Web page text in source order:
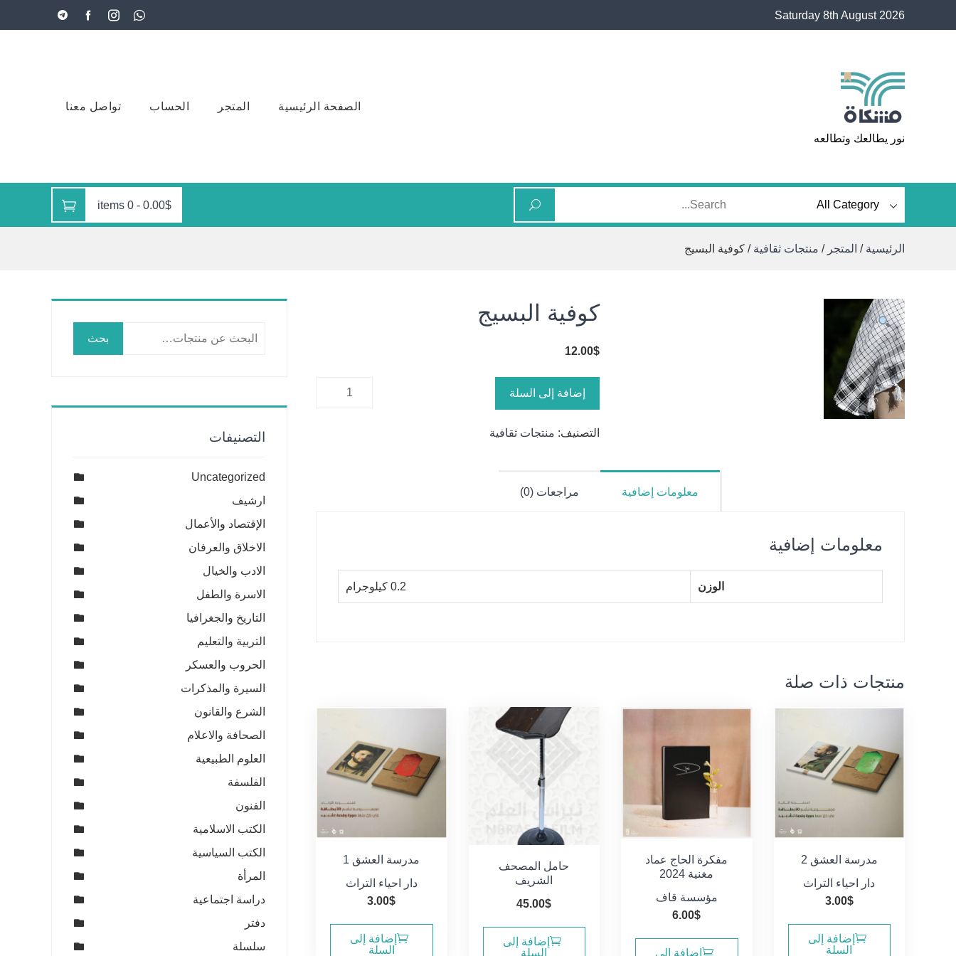
Saturday 8th August 2026
مشكاة
نور يطالعك وتطالعه
الصفحة الرئيسية المتجر الحساب تواصل معنا
0.00$
-
0 items
الرئيسية / المتجر / منتجات ثقافية / كوفية البسيج
كوفية البسيج
12.00$
إضافة إلى السلة
التصنيف: منتجات ثقافية
معلومات إضافية مراجعات (0)
معلومات إضافية
الوزن 0.2 كيلوجرام
منتجات ذات صلة
مدرسة العشق 2
دار احياء التراث
3.00$
إضافة إلى
السلة
مفكرة الحاج عماد
مغنية 2024
مؤسسة قاف
6.00$
إضافة إلى
حامل المصحف
الشريف
45.00$
إضافة إلى
السلة
مدرسة العشق 1
دار احياء التراث
3.00$
إضافة إلى
السلة
بحث
التصنيفات
Uncategorized
ارشيف
الإقتصاد والأعمال
الاخلاق والعرفان
الادب والخيال
الاسرة والطفل
التاريخ والجغرافيا
التربية والتعليم
الحروب والعسكر
السيرة والمذكرات
الشرع والقانون
الصحافة والاعلام
العلوم الطبيعية
الفلسفة
الفنون
الكتب الاسلامية
الكتب السياسية
المرأة
دراسة اجتماعية
دفتر
سلسلة